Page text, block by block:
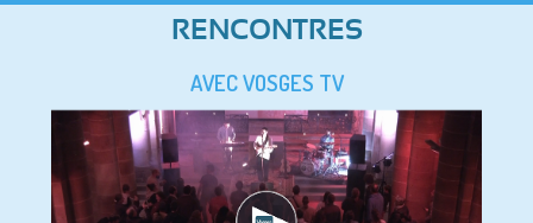
RENCONTRES
AVEC VOSGES TV